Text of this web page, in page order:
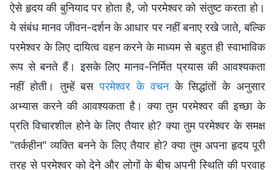
ऐसे हृदय की बुनियाद पर होता है, जो परमेश्वर को संतुष्ट करता हो।
ये संबंध मानव जीवन-दर्शन के आधार पर नहीं बनाए रखे जाते, बल्कि
परमेश्वर के लिए दायित्व वहन करने के माध्यम से बहुत ही स्वाभाविक
रूप से बनते हैं। इसके लिए मानव-निर्मित प्रयास की आवश्यकता
नहीं होती। तुम्हें बसपरमेश्वर के वचनके सिद्धांतों के अनुसार
अभ्यास करने की आवश्यकता है। क्या तुम परमेश्वर की इच्छा के
प्रति विचारशील होने के लिए तैयार हो? क्या तुम परमेश्वर के समक्ष
"तर्कहीन" व्यक्ति बनने के लिए तैयार हो? क्या तुम अपना हृदय पूरी
तरह से परमेश्वर को देने और लोगों के बीच अपनी स्थिति की परवाह